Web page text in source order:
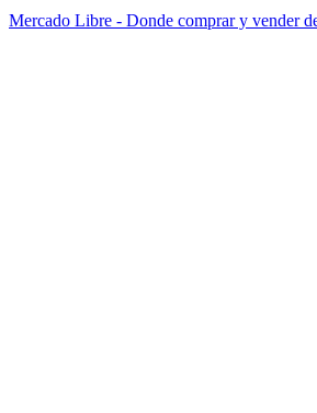
Mercado Libre - Donde comprar y vender